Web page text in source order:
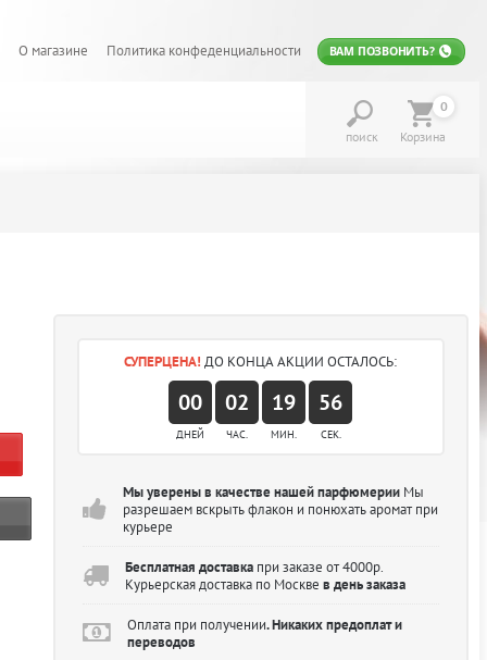
О магазине Политика конфеденциальности ВАМ ПОЗВОНИТЬ?
поиск
0
Корзина
СУПЕРЦЕНА! ДО КОНЦА АКЦИИ ОСТАЛОСЬ:
00 02 19 56
ДНЕЙ ЧАС. МИН. СЕК.
Мы уверены в качестве нашей парфюмерииМы
разрешаем вскрыть флакон и понюхать аромат при
курьере
Бесплатная доставкапри заказе от 4000р.
Курьерская доставка по Москве в день заказа
Оплата при получении. Никаких предоплат и
переводов